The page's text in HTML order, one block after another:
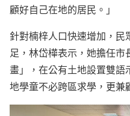
顧好自己在地的居民。」
針對楠梓人口快速增加，
足，林岱樺表示，她擔任
畫」，在公有土地設置雙語
地學童不必跨區求學，更兼